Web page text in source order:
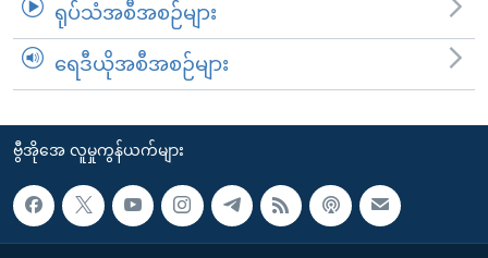
ရုပ်သံအစီအစဉ်များ
ရေဒီယိုအစီအစဉ်များ
ဗွီအိုအေ လူမှုကွန်ယက်များ